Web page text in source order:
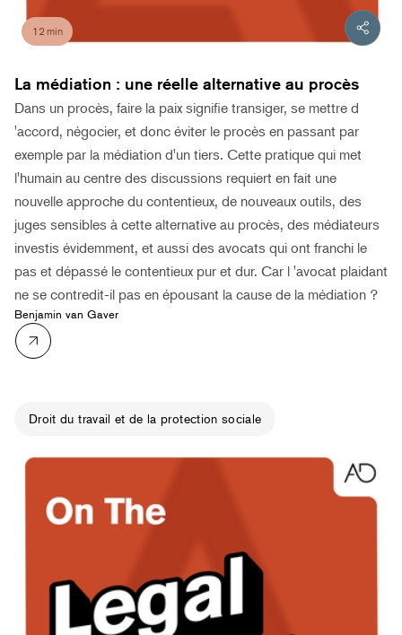
12 min
La médiation : une réelle alternative au procès
Dans un procès, faire la paix signifie transiger, se mettre d
'accord, négocier, et donc éviter le procès en passant par
exemple par la médiation d'un tiers. Cette pratique qui met
l'humain au centre des discussions requiert en fait une
nouvelle approche du contentieux, de nouveaux outils, des
juges sensibles à cette alternative au procès, des médiateurs
investis évidemment, et aussi des avocats qui ont franchi le
pas et dépassé le contentieux pur et dur. Car l 'avocat plaidant
ne se contredit-il pas en épousant la cause de la médiation ?
Benjamin van Gaver
Droit du travail et de la protection sociale